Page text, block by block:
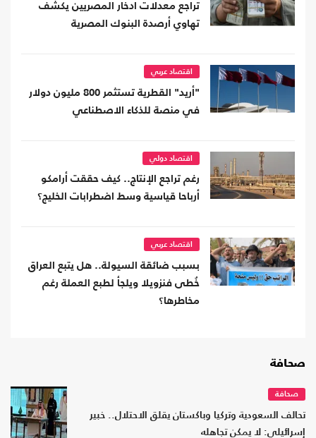
تراجع معدلات ادخار المصريين يكشف
تهاوي أرصدة البنوك المصرية
اقتصاد عربي
"أريد" القطرية تستثمر 800 مليون دولار
في منصة للذكاء الاصطناعي
اقتصاد دولي
رغم تراجع الإنتاج.. كيف حققت أرامكو
أرباحا قياسية وسط اضطرابات الخليج؟
اقتصاد عربي
بسبب ضائقة السيولة.. هل يتبع العراق
خُطى فنزويلا ويلجأ لطبع العملة رغم
مخاطرها؟
صحافة
صحافة
تحالف السعودية وتركيا وباكستان يقلق الاحتلال.. خبير
إسرائيلي: لا يمكن تجاهله